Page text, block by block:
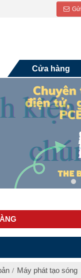
Cửa hàng
Máy phát tạo sóng